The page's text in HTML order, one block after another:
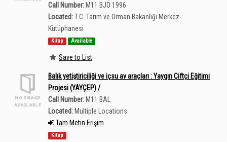
Call Number: M11 BJO 1996
Located:T.C. Tarım ve Orman Bakanlığı Merkez
Kütüphanesi
Kitap Available
Save to List
Balık yetiştiriciliği ve içsu av araçları : Yaygın Çiftçi Eğitimi
Projesi (YAYÇEP) /
Call Number: M11 BAL
Located: Multiple Locations
Tam Metin Erişim
Kitap